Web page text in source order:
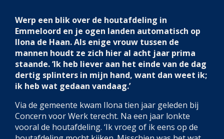
Werp een blik over de houtafdeling in
Emmeloord en je ogen landen automatisch op
Ilona de Haan. Als enige vrouw tussen de
mannen houdt ze zich hier al acht jaar prima
staande. ‘Ik heb liever aan het einde van de dag
dertig splinters in mijn hand, want dan weet ik;
ik heb wat gedaan vandaag.’
Via de gemeente kwam Ilona tien jaar geleden bij
Concern voor Werk terecht. Na een jaar lonkte
vooral de houtafdeling. ‘Ik vroeg of ik eens op de